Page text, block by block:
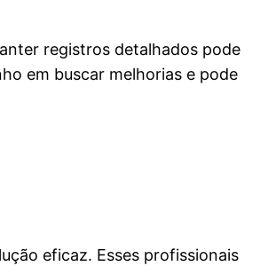
registros detalhados pode
em buscar melhorias e pode
eficaz. Esses profissionais